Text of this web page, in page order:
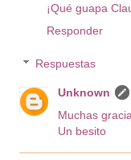
¡Qué guapa
Responder
Respuestas
Unknown
Muchas
Un besito